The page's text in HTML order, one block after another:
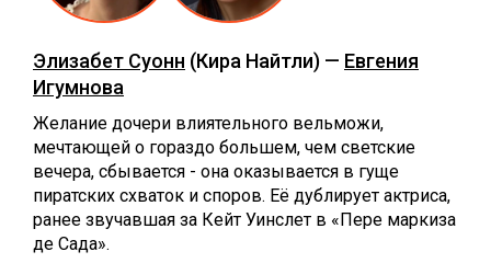
Элизабет Суонн (Кира Найтли) — Евгения
Игумнова
Желание дочери влиятельного вельможи,
мечтающей о гораздо большем, чем светские
вечера, сбывается - она оказывается в гуще
пиратских схваток и споров. Её дублирует актриса,
ранее звучавшая за Кейт Уинслет в «Пере маркиза
де Сада».